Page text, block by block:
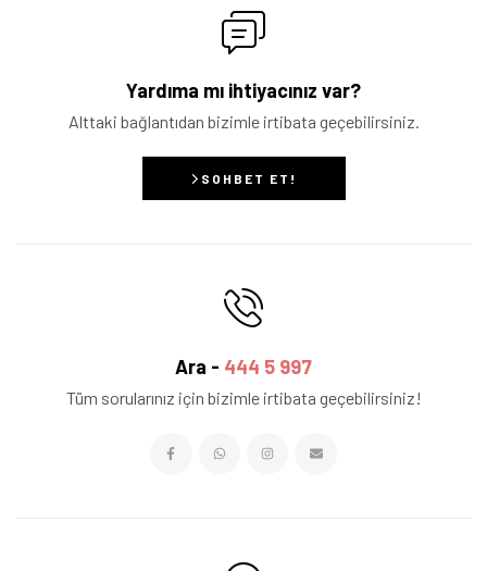
Yardıma mı ihtiyacınız var?
Alttaki bağlantıdan bizimle irtibata geçebilirsiniz.
SOHBET ET!
Ara - 444 5 997
Tüm sorularınız için bizimle irtibata geçebilirsiniz!